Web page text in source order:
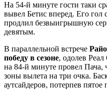
На 54-й минуте гости таки
вывел Бетис вперед. Его гол
продлил безвыигрышную
девятым.
В параллельной встрече
победу в сезоне, одолев
на 84-й минуте провел Пача,
зоны вылета на три очка.
аутсайдеров, потерпев